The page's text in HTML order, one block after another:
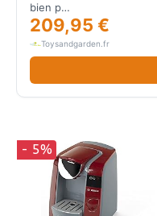
bien p…
209,95 €
Toysandgarden.fr
- 5%